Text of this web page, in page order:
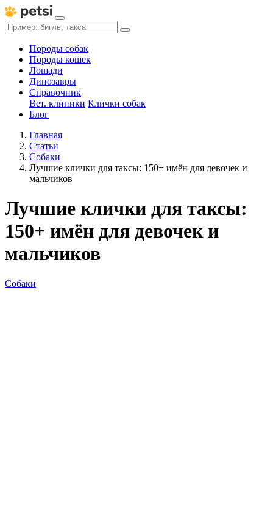
Породы собак
Породы кошек
Лошади
Динозавры
Справочник
Вет. клиники Клички собак
Блог
Главная
Статьи
Собаки
Лучшие клички для таксы: 150+ имён для девочек и
мальчиков
Лучшие клички для таксы:
150+ имён для девочек и
мальчиков
Собаки